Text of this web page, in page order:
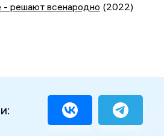
- решают всенародно (2022)